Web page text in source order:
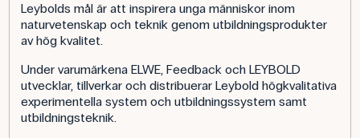
Leybolds mål är att inspirera unga människor inom
naturvetenskap och teknik genom utbildningsprodukter
av hög kvalitet.
Under varumärkena ELWE, Feedback och LEYBOLD
utvecklar, tillverkar och distribuerar Leybold högkvalitativa
experimentella system och utbildningssystem samt
utbildningsteknik.